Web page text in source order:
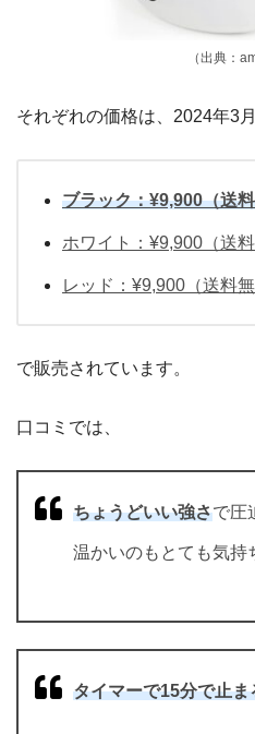
（出典：
それぞれの価格は、2024年3
ブラック：¥9,900（送
ホワイト：¥9,900（送料
レッド：¥9,900（送料無
で販売されています。
口コミでは、
ちょうどいい強さで圧
温かいのもとても気持
タイマーで15分で止ま